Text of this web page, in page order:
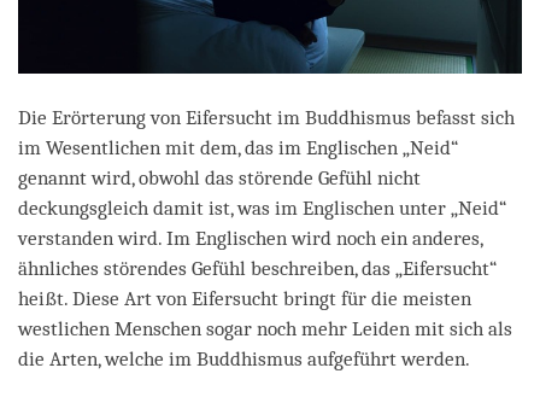
Die Erörterung von Eifersucht im Buddhismus befasst sich
im Wesentlichen mit dem, das im Englischen „Neid“
genannt wird, obwohl das störende Gefühl nicht
deckungsgleich damit ist, was im Englischen unter „Neid“
verstanden wird. Im Englischen wird noch ein anderes,
ähnliches störendes Gefühl beschreiben, das „Eifersucht“
heißt. Diese Art von Eifersucht bringt für die meisten
westlichen Menschen sogar noch mehr Leiden mit sich als
die Arten, welche im Buddhismus aufgeführt werden.